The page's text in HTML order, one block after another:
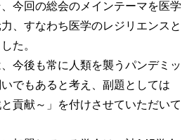
今回の総会のメインテーマを医学
、すなわち医学のレジリエンスと
た。
今後も常に人類を襲うパンデミッ
でもあると考え、副題としては
と貢献～」を付けさせていただいて